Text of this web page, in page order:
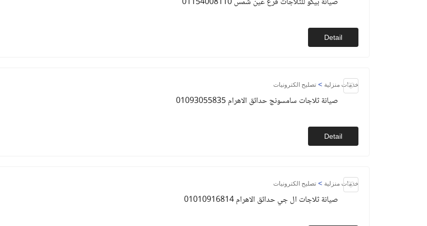
Detail
خدمات منزلية > تصليح الكترونيات
صيانة ثلاجات سامسونج حدائق الاهرام 01093055835
Detail
خدمات منزلية > تصليح الكترونيات
صيانة ثلاجات ال جي حدائق الاهرام 01010916814